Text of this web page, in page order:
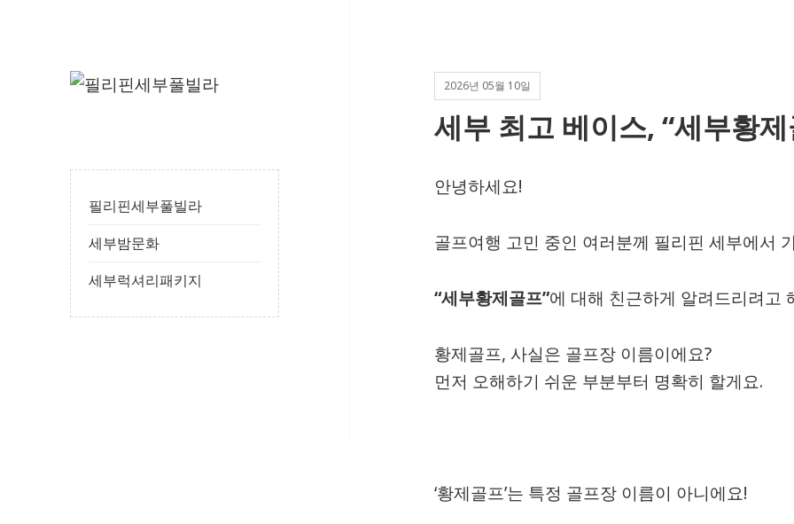
핀
세
부
풀
빌
라
필리핀세부풀빌라
세부밤문화
세부럭셔리패키지
2026년 05월 10일
세부 최고 베이스, “세부황
안녕하세요!
골프여행 고민 중인 여러분께 필리핀 세부에서
“세부황제골프”에 대해 친근하게 알려드리려고
황제골프, 사실은 골프장 이름이에요?
먼저 오해하기 쉬운 부분부터 명확히 할게요.
‘황제골프’는 특정 골프장 이름이 아니에요!